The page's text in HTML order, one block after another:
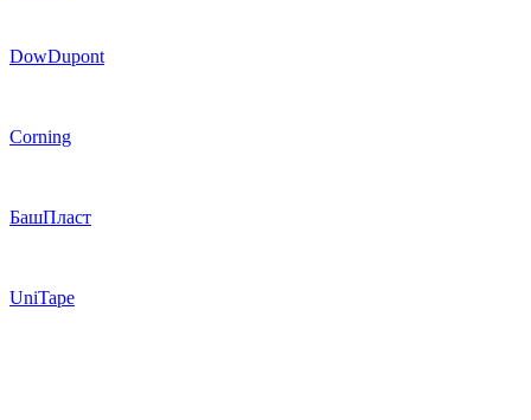
DowDupont
Corning
БашПласт
UniTape